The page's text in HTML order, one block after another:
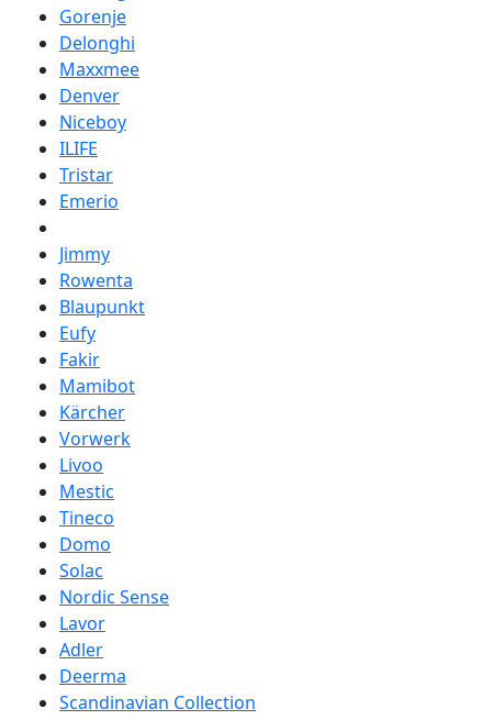
Gorenje
Delonghi
Maxxmee
Denver
Niceboy
ILIFE
Tristar
Emerio
Jimmy
Rowenta
Blaupunkt
Eufy
Fakir
Mamibot
Kärcher
Vorwerk
Livoo
Mestic
Tineco
Domo
Solac
Nordic Sense
Lavor
Adler
Deerma
Scandinavian Collection